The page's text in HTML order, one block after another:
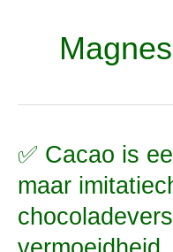
✅ Cacao is
maar
✅
is
een
magnesiumbron,